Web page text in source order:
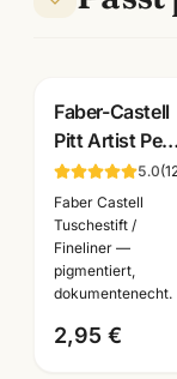
Faber-Castell
Pitt Artist Pen
Brushpen ·
pigmentiert
· alle Farben
5.0(
Faber Castell
Tuschestift /
Fineliner —
pigmentiert,
dokumentenecht.
2,95 €